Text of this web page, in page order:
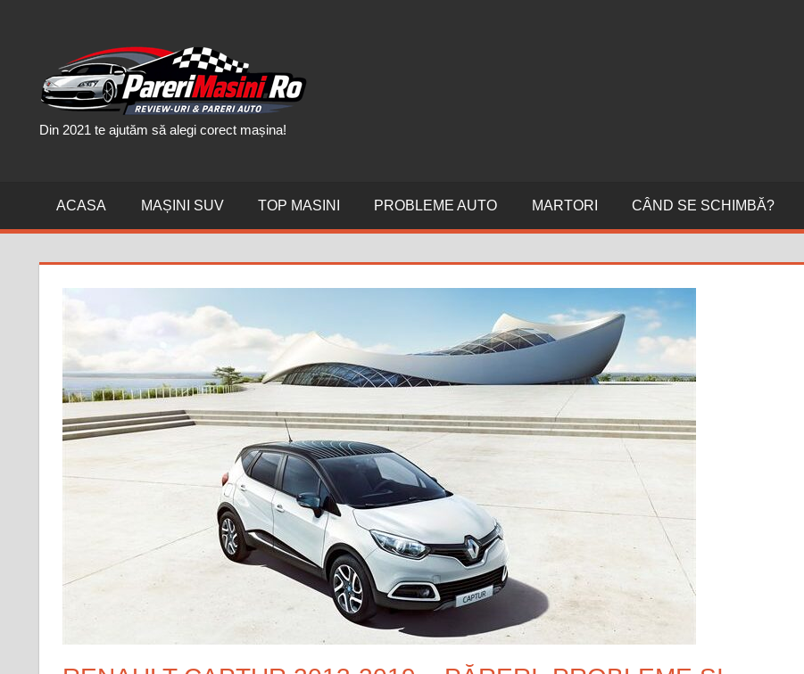
Din 2021 te ajutăm să alegi corect mașina!
ACASA MAȘINI SUV TOP MASINI PROBLEME AUTO MARTORI CÂND SE SCHIMBĂ?